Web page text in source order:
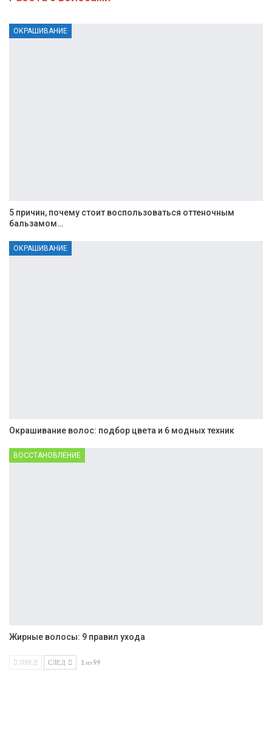
ОКРАШИВАНИЕ
5 причин, почему стоит воспользоваться оттеночным
бальзамом…
ОКРАШИВАНИЕ
Окрашивание волос: подбор цвета и 6 модных техник
ВОССТАНОВЛЕНИЕ
Жирные волосы: 9 правил ухода
ПРЕД СЛЕД 1 из 99